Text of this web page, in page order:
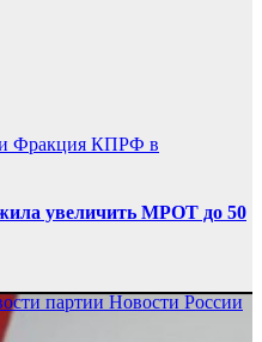
Фракция КПРФ в
увеличить МРОТ до 50
партии Новости России